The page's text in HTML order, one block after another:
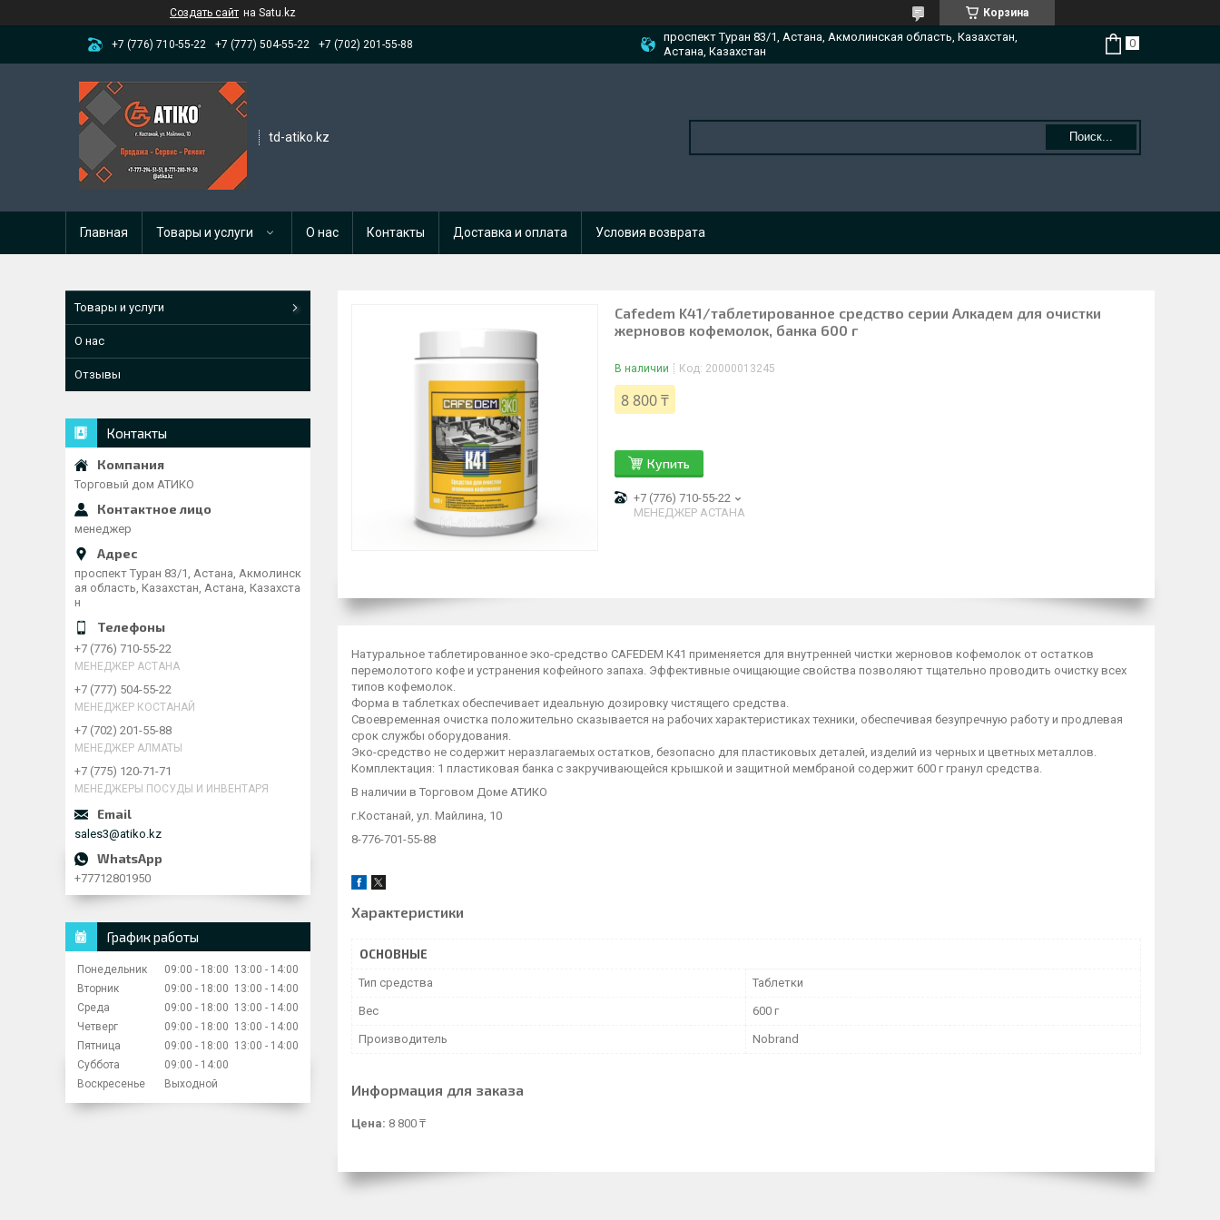
Создать сайт на Satu.kz Корзина
+7 (776) 710-55-22 +7 (777) 504-55-22 +7 (702) 201-55-88
проспект Туран 83/1, Астана, Акмолинская область, Казахстан,
Астана, Казахстан
td-atiko.kz Поиск...
Главная Товары и услуги О нас Контакты Доставка и оплата Условия возврата
Cafedem K41/таблетированное средство серии Алкадем для очистки
жерновов кофемолок, банка 600 г
В наличии Код: 20000013245
8 800 ₸
Купить
+7 (776) 710-55-22
МЕНЕДЖЕР АСТАНА
Натуральное таблетированное эко-средство CAFEDEM К41 применяется для внутренней чистки жерновов кофемолок от остатков
перемолотого кофе и устранения кофейного запаха. Эффективные очищающие свойства позволяют тщательно проводить очистку всех
типов кофемолок.
Форма в таблетках обеспечивает идеальную дозировку чистящего средства.
Своевременная очистка положительно сказывается на рабочих характеристиках техники, обеспечивая безупречную работу и продлевая
срок службы оборудования.
Эко-средство не содержит неразлагаемых остатков, безопасно для пластиковых деталей, изделий из черных и цветных металлов.
Комплектация: 1 пластиковая банка с закручивающейся крышкой и защитной мембраной содержит 600 г гранул средства.
В наличии в Торговом Доме АТИКО
г.Костанай, ул. Майлина, 10
8-776-701-55-88
Характеристики
ОСНОВНЫЕ
Тип средства Таблетки
Вес 600 г
Производитель Nobrand
Информация для заказа
Цена: 8 800 ₸
Товары и услуги
О нас
Отзывы
Контакты
Торговый дом АТИКО
менеджер
проспект Туран 83/1, Астана, Акмолинск
ая область, Казахстан, Астана, Казахста
н
+7 (776) 710-55-22
МЕНЕДЖЕР АСТАНА
+7 (777) 504-55-22
МЕНЕДЖЕР КОСТАНАЙ
+7 (702) 201-55-88
МЕНЕДЖЕР АЛМАТЫ
+7 (775) 120-71-71
МЕНЕДЖЕРЫ ПОСУДЫ И ИНВЕНТАРЯ
sales3@atiko.kz
+77712801950
График работы
Понедельник 09:00 18:00 13:00
14:00
Вторник
09:00 18:00 13:00
14:00
Среда
09:00 18:00 13:00
14:00
Четверг
09:00 18:00 13:00
14:00
Пятница
09:00 18:00 13:00
14:00
Суббота
09:00
14:00
Воскресенье
Выходной